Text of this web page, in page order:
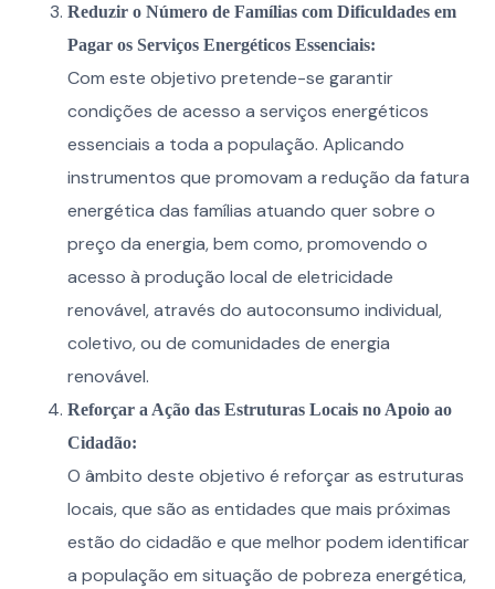
Reduzir o Número de Famílias com Dificuldades em
Pagar os Serviços Energéticos Essenciais:
Com este objetivo pretende-se garantir
condições de acesso a serviços energéticos
essenciais a toda a população. Aplicando
instrumentos que promovam a redução da fatura
energética das famílias atuando quer sobre o
preço da energia, bem como, promovendo o
acesso à produção local de eletricidade
renovável, através do autoconsumo individual,
coletivo, ou de comunidades de energia
renovável.
Reforçar a Ação das Estruturas Locais no Apoio ao
Cidadão:
O âmbito deste objetivo é reforçar as estruturas
locais, que são as entidades que mais próximas
estão do cidadão e que melhor podem identificar
a população em situação de pobreza energética,